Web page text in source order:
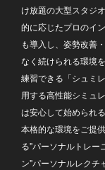
12. 安全管理措置
当社は、お客様
失、破壊、改ざ
よび安全対策を
また、当社は、
方法により、お
AIカメラ等により
アクセス権限の
先の監督その他適
け放題の大型スタジ
的に応じたプロのイ
も導入し、姿勢改善
なく続けられる環境
練習できる「シュミ
用する高性能シミュ
は安心して始められ
本格的な環境をご提
る"パーソナルトレー
ン"パーソナルレクチ